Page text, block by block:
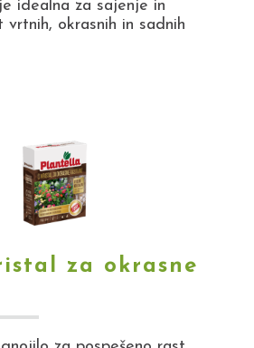
idealna za sajenje in
vrtnih, okrasnih in sadnih
za okrasne